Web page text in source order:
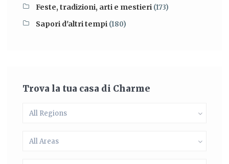
Feste, tradizioni, arti e mestieri (173)
Sapori d'altri tempi (180)
Trova la tua casa di Charme
All Regions
All Areas